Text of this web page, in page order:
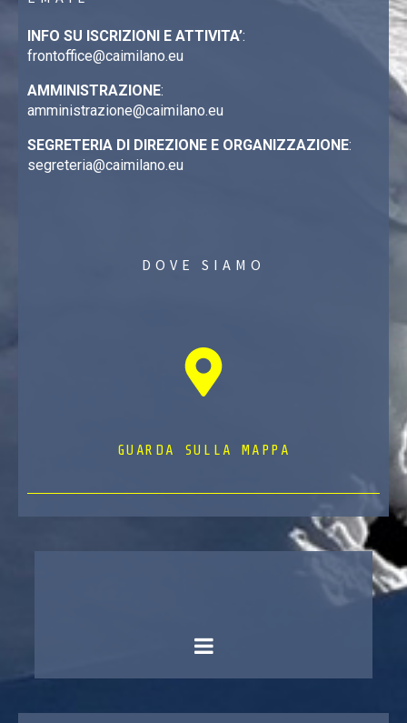
INFO SU ISCRIZIONI E ATTIVITA’:
frontoffice@caimilano.eu
AMMINISTRAZIONE:
amministrazione@caimilano.eu
SEGRETERIA DI DIREZIONE E ORGANIZZAZIONE:
segreteria@caimilano.eu
DOVE SIAMO
GUARDA SULLA MAPPA